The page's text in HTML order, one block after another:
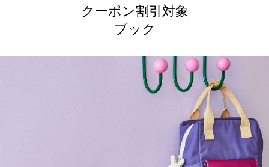
クーポン割引対象
ブック